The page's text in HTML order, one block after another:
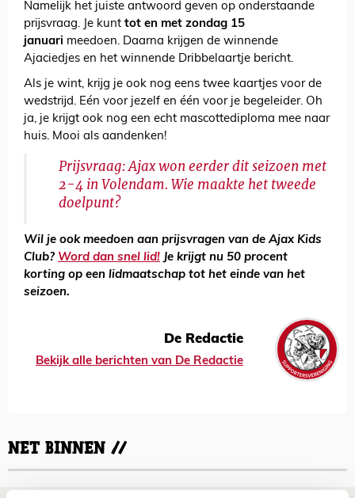
Namelijk het juiste antwoord geven op onderstaande
prijsvraag. Je kunt tot en met zondag 15
januari meedoen. Daarna krijgen de winnende
Ajaciedjes en het winnende Dribbelaartje bericht.
Als je wint, krijg je ook nog eens twee kaartjes voor de
wedstrijd. Eén voor jezelf en één voor je begeleider. Oh
ja, je krijgt ook nog een echt mascottediploma mee naar
huis. Mooi als aandenken!
Prijsvraag: Ajax won eerder dit seizoen met
2-4 in Volendam. Wie maakte het tweede
doelpunt?
Wil je ook meedoen aan prijsvragen van de Ajax Kids
Club? Word dan snel lid! Je krijgt nu 50 procent
korting op een lidmaatschap tot het einde van het
seizoen.
De Redactie
Bekijk alle berichten van De Redactie
NET BINNEN //